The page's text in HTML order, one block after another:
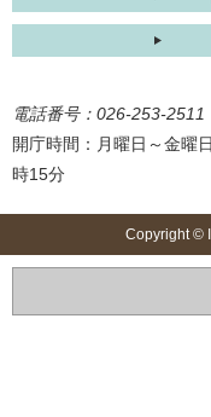
電話番号：026-253-2511
開庁時間：月曜日～金曜
時15分
Copyright ©